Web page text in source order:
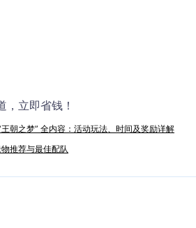
立即省钱！
朝之梦” 全内容：活动玩法、时间及奖励详解
推荐与最佳配队